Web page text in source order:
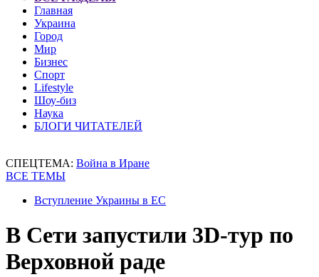
Главная
Украина
Город
Мир
Бизнес
Спорт
Lifestyle
Шоу-биз
Наука
БЛОГИ ЧИТАТЕЛЕЙ
СПЕЦТЕМА: Война в Иране
ВСЕ ТЕМЫ
Вступление Украины в ЕС
В Сети запустили 3D-тур по
Верховной раде